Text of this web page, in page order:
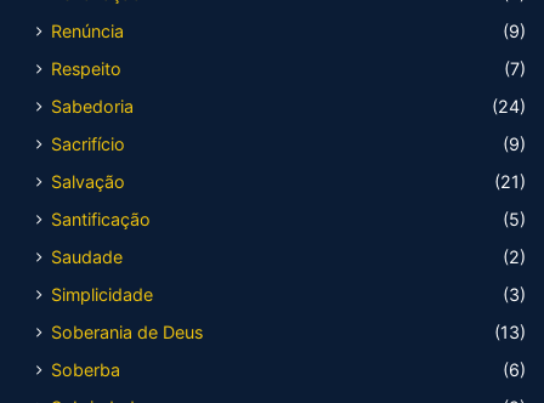
Renúncia
(9)
Respeito
(7)
Sabedoria
(24)
Sacrifício
(9)
Salvação
(21)
Santificação
(5)
Saudade
(2)
Simplicidade
(3)
Soberania de Deus
(13)
Soberba
(6)